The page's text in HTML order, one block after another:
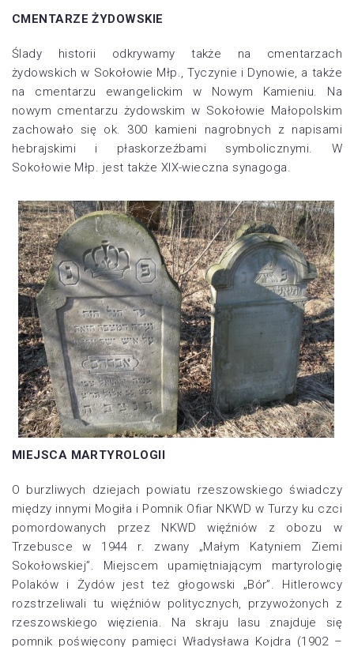
CMENTARZE ŻYDOWSKIE
Ślady historii odkrywamy także na cmentarzach
żydowskich w Sokołowie Młp., Tyczynie i Dynowie, a także
na cmentarzu ewangelickim w Nowym Kamieniu. Na
nowym cmentarzu żydowskim w Sokołowie Małopolskim
zachowało się ok. 300 kamieni nagrobnych z napisami
hebrajskimi i płaskorzeźbami symbolicznymi. W
Sokołowie Młp. jest także XIX-wieczna synagoga.
MIEJSCA MARTYROLOGII
O burzliwych dziejach powiatu rzeszowskiego świadczy
między innymi Mogiła i Pomnik Ofiar NKWD w Turzy ku czci
pomordowanych przez NKWD więźniów z obozu w
Trzebusce w 1944 r. zwany „Małym Katyniem Ziemi
Sokołowskiej”. Miejscem upamiętniającym martyrologię
Polaków i Żydów jest też głogowski „Bór”. Hitlerowcy
rozstrzeliwali tu więźniów politycznych, przywożonych z
rzeszowskiego więzienia. Na skraju lasu znajduje się
pomnik poświęcony pamięci Władysława Kojdra (1902 –